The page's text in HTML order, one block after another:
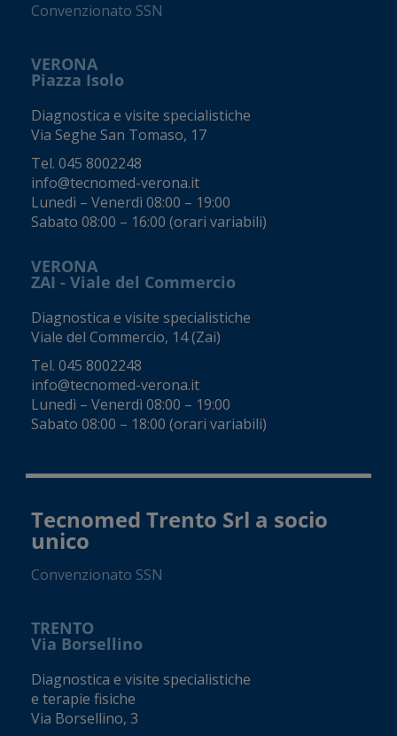
Convenzionato SSN
VERONA
Piazza Isolo
Diagnostica e visite specialistiche
Via Seghe San Tomaso, 17
Tel. 045 8002248
info@tecnomed-verona.it
Lunedì – Venerdì 08:00 – 19:00
Sabato 08:00 – 16:00 (orari variabili)
VERONA
ZAI - Viale del Commercio
Diagnostica e visite specialistiche
Viale del Commercio, 14 (Zai)
Tel. 045 8002248
info@tecnomed-verona.it
Lunedì – Venerdì 08:00 – 19:00
Sabato 08:00 – 18:00 (orari variabili)
Tecnomed Trento Srl a socio
unico
Convenzionato SSN
TRENTO
Via Borsellino
Diagnostica e visite specialistiche
e terapie fisiche
Via Borsellino, 3